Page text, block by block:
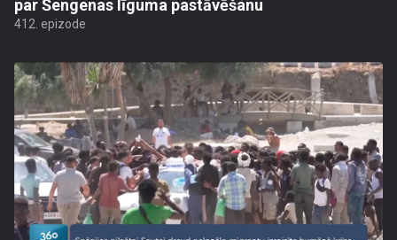
par Šengenas līguma pastāvēšanu
412. epizode